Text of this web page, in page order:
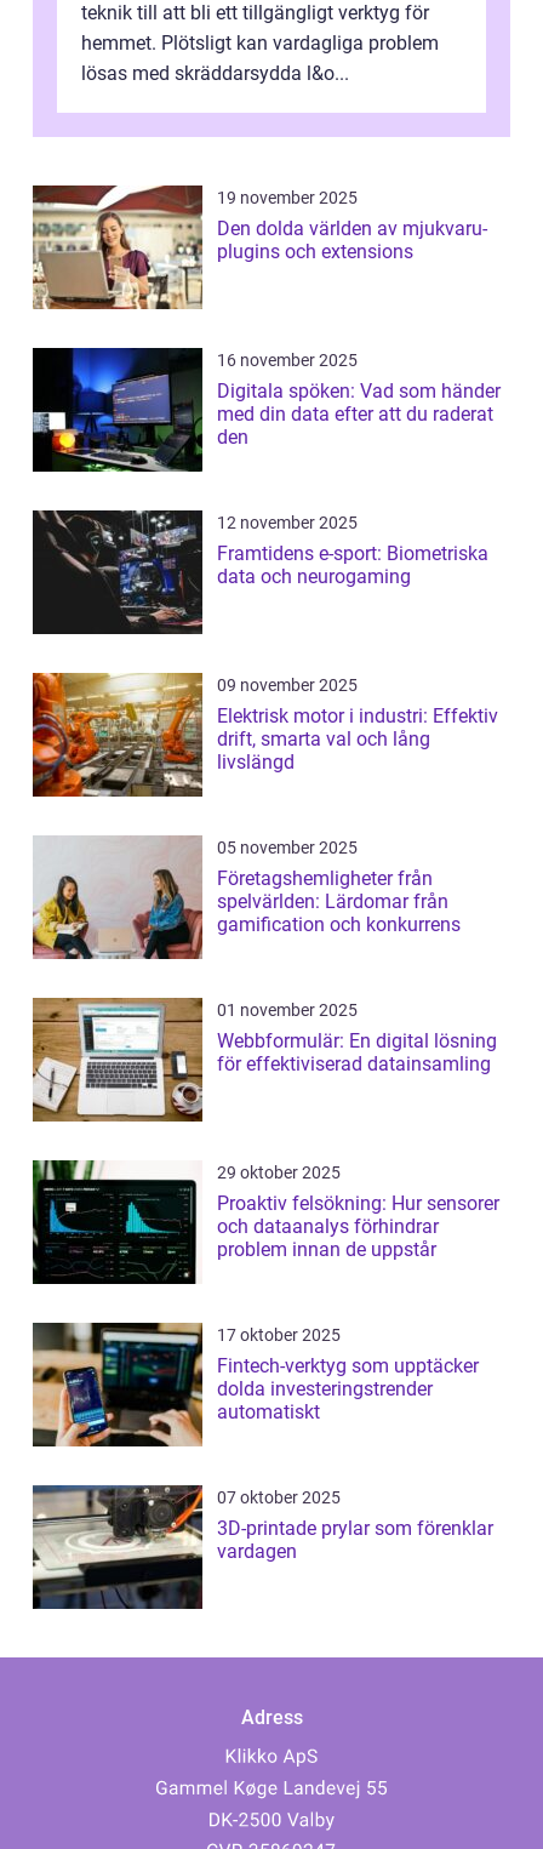
teknik till att bli ett tillgängligt verktyg för
hemmet. Plötsligt kan vardagliga problem
lösas med skräddarsydda l&o...
19 november 2025
Den dolda världen av mjukvaru-
plugins och extensions
16 november 2025
Digitala spöken: Vad som händer
med din data efter att du raderat
den
12 november 2025
Framtidens e-sport: Biometriska
data och neurogaming
09 november 2025
Elektrisk motor i industri: Effektiv
drift, smarta val och lång
livslängd
05 november 2025
Företagshemligheter från
spelvärlden: Lärdomar från
gamification och konkurrens
01 november 2025
Webbformulär: En digital lösning
för effektiviserad datainsamling
29 oktober 2025
Proaktiv felsökning: Hur sensorer
och dataanalys förhindrar
problem innan de uppstår
17 oktober 2025
Fintech-verktyg som upptäcker
dolda investeringstrender
automatiskt
07 oktober 2025
3D-printade prylar som förenklar
vardagen
Adress